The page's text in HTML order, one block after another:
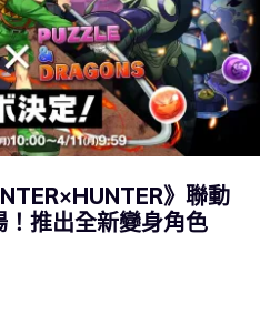
》聯動
推出全新變身角色